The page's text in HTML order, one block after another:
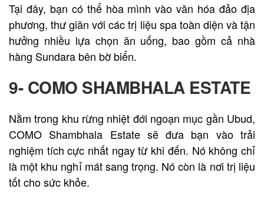
Tại đây, bạn có thể hòa mình vào văn hóa đảo địa
phương, thư giãn với các trị liệu spa toàn diện và tận
hưởng nhiều lựa chọn ăn uống, bao gồm cả nhà
hàng Sundara bên bờ biển.
9- COMO SHAMBHALA ESTATE
Nằm trong khu rừng nhiệt đới ngoạn mục gần Ubud,
COMO Shambhala Estate sẽ đưa bạn vào trải
nghiệm tích cực nhất ngay từ khi đến. Nó không chỉ
là một khu nghỉ mát sang trọng. Nó còn là nơi trị liệu
tốt cho sức khỏe.